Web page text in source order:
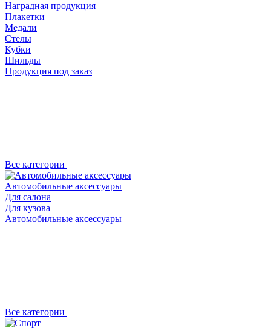
Наградная продукция
Плакетки
Медали
Стелы
Кубки
Шильды
Продукция под заказ
Все категории
Автомобильные аксессуары
Для салона
Для кузова
Автомобильные аксессуары
Все категории